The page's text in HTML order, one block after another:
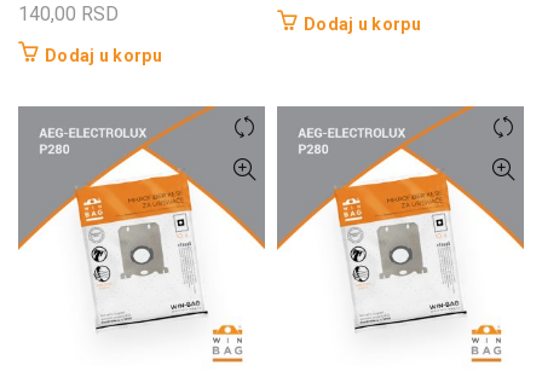
140,00 RSD
Dodaj u korpu
Dodaj u korpu